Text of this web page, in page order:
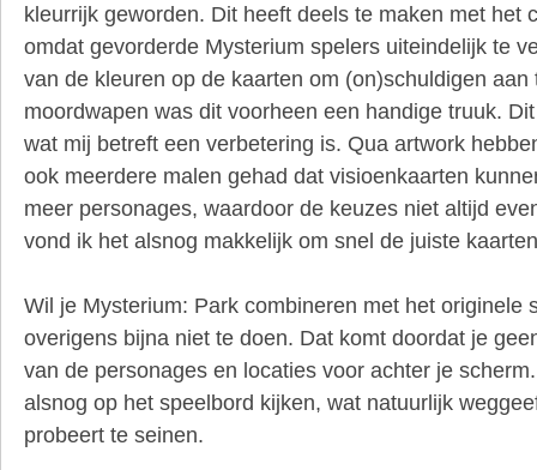
kleurrijk geworden. Dit heeft deels te maken met het
omdat gevorderde Mysterium spelers uiteindelijk te
van de kleuren op de kaarten om (on)schuldigen
moordwapen was dit voorheen een handige truuk.
wat mij betreft een verbetering is. Qua artwork
ook meerdere malen gehad dat visioenkaarten
meer personages, waardoor de keuzes niet altijd
vond ik het alsnog makkelijk om snel de juiste
Wil je Mysterium: Park combineren met het originele
overigens bijna niet te doen. Dat komt doordat je
van de personages en locaties voor achter je
alsnog op het speelbord kijken, wat natuurlijk
probeert te seinen.